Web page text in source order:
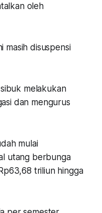
oleh
masih disuspensi
melakukan
dan mengurus
mulai
utang berbunga
triliun hingga